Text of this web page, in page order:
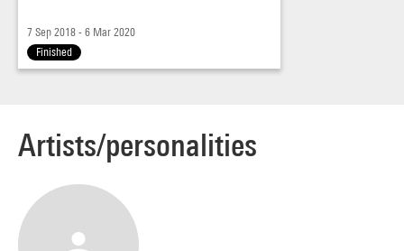
7 Sep 2018 - 6 Mar 2020
Finished
Artists/personalities